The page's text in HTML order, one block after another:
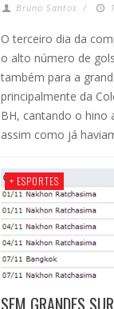
Bruno Santos /
O terceiro dia da
o alto número de
também para a
principalmente da
BH, cantando o hino
assim como já
+ ESPORTES
SEM GRANDES